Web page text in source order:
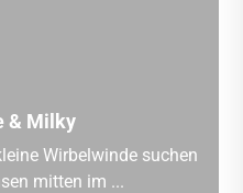
& Milky
Wirbelwinde suchen
mitten im ...